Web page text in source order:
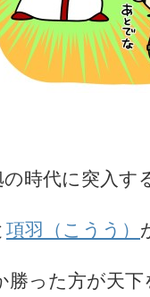
時代に突入す
項羽（こうう）
った方が天下